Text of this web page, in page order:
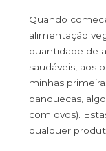
Quando
alimentação
quantidade de
saudáveis, aos
minhas
panquecas,
com ovos).
qualquer